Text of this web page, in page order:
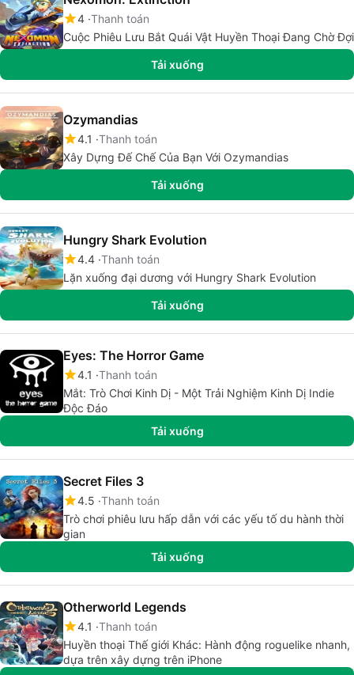
4 Thanh toán
Cuộc Phiêu Lưu Bắt Quái Vật Huyền Thoại Đang Chờ Đợi
Tải xuống
Ozymandias
4.1 Thanh toán
Xây Dựng Đế Chế Của Bạn Với Ozymandias
Tải xuống
Hungry Shark Evolution
4.4 Thanh toán
Lặn xuống đại dương với Hungry Shark Evolution
Tải xuống
Eyes: The Horror Game
4.1 Thanh toán
Mắt: Trò Chơi Kinh Dị - Một Trải Nghiệm Kinh Dị Indie
Độc Đáo
Tải xuống
Secret Files 3
4.5 Thanh toán
Trò chơi phiêu lưu hấp dẫn với các yếu tố du hành thời
gian
Tải xuống
Otherworld Legends
4.1 Thanh toán
Huyền thoại Thế giới Khác: Hành động roguelike nhanh,
dựa trên xây dựng trên iPhone